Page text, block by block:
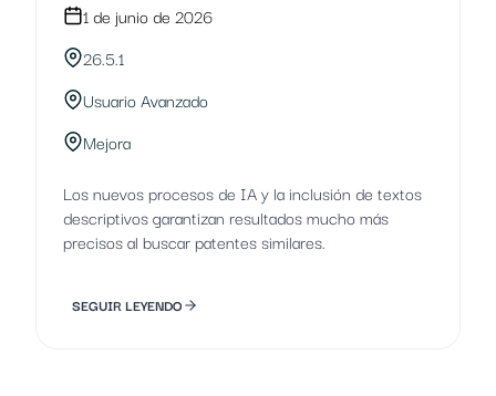
1 de junio de 2026
26.5.1
Usuario Avanzado
Mejora
Los nuevos procesos de IA y la inclusión de textos
descriptivos garantizan resultados mucho más
precisos al buscar patentes similares.
SEGUIR LEYENDO